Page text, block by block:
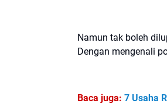
Namun tak boleh
Dengan mengenali
Baca juga: 7 Usaha